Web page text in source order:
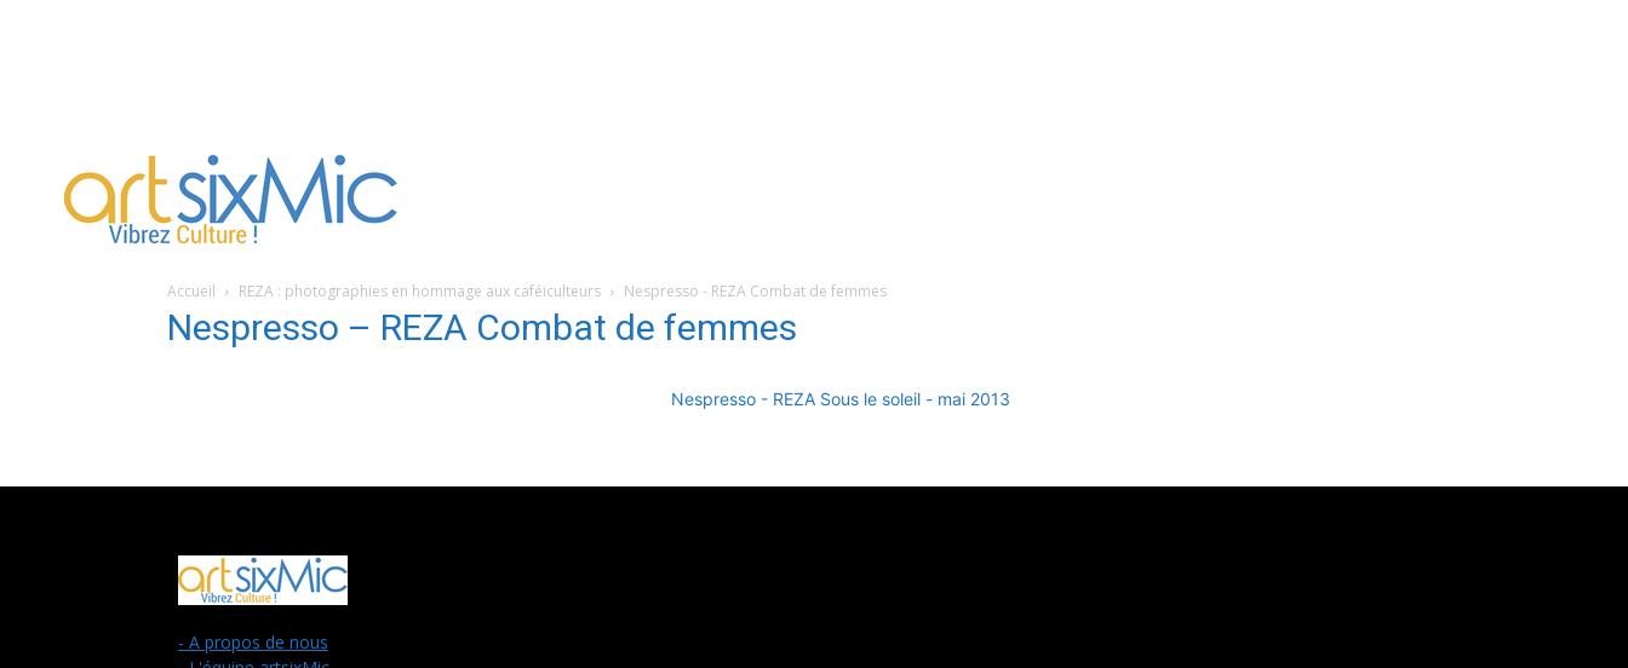
artsixMic
Accueil REZA : photographies en hommage aux caféiculteurs Nespresso - REZA Combat de femmes
Nespresso – REZA Combat de femmes
Nespresso - REZA Sous le soleil - mai 2013
- A propos de nous